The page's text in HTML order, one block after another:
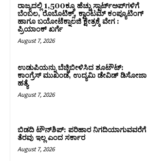
ರಾಜ್ಯದಲ್ಲಿ 1,500ಕ್ಕೂ ಹೆಚ್ಚು ಸ್ಟಾರ್ಟ್‌ಅಪ್‌ಗಳಿಗೆ
ಬೆಂಬಲ, ರೊಬೊಟಿಕ್ಸ್, ಕ್ವಾಂಟಮ್ ಕಂಪ್ಯೂಟಿಂಗ್
ಹಾಗೂ ಬಯೋಟೆಕ್ನಾಲಜಿ ಕ್ಷೇತ್ರಕ್ಕೆ ವೇಗ :
ಪ್ರಿಯಾಂಕ್‌ ಖರ್ಗೆ
August 7, 2026
ಉಡುಪಿಯನ್ನು ಬೆಚ್ಚಿಬೀಳಿಸಿದ ಶೂಟೌಟ್‌:
ಕಾಂಗ್ರೆಸ್‌ ಮುಖಂಡ, ಉದ್ಯಮಿ ಡೇವಿಡ್ ಡಿಸೋಜಾ
ಹತ್ಯೆ
August 7, 2026
ಬಿಡದಿ ಟೌನ್‌ಶಿಪ್‌: ಪರಿಹಾರ ನಿಗದಿಯಾಗುವವರೆಗೆ
ತೆರವು ಇಲ್ಲ ಎಂದ ಸರ್ಕಾರ
August 7, 2026